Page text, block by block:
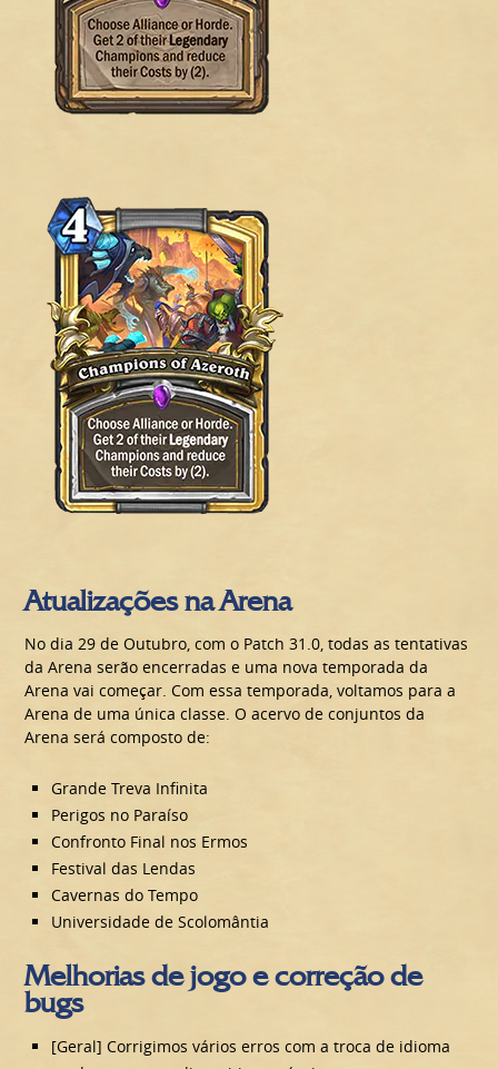
Atualizações na Arena
No dia 29 de Outubro, com o Patch 31.0, todas as tentativas
da Arena serão encerradas e uma nova temporada da
Arena vai começar. Com essa temporada, voltamos para a
Arena de uma única classe. O acervo de conjuntos da
Arena será composto de:
Grande Treva Infinita
Perigos no Paraíso
Confronto Final nos Ermos
Festival das Lendas
Cavernas do Tempo
Universidade de Scolomântia
Melhorias de jogo e correção de
bugs
[Geral] Corrigimos vários erros com a troca de idioma